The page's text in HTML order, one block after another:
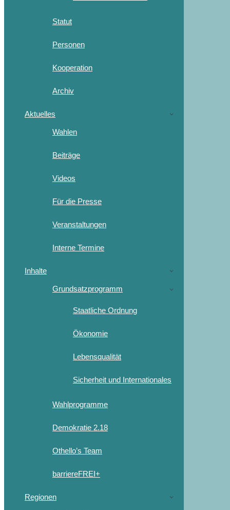
Statut
Personen
Kooperation
Archiv
Aktuelles
Wahlen
Beiträge
Videos
Für die Presse
Veranstaltungen
Interne Termine
Inhalte
Grundsatzprogramm
Staatliche Ordnung
Ökonomie
Lebensqualität
Sicherheit und Internationales
Wahlprogramme
Demokratie 2.18
Othello’s Team
barriereFREI+
Regionen